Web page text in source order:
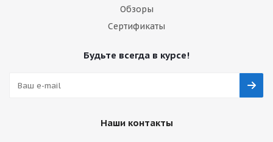
Обзоры
Сертификаты
Будьте всегда в курсе!
Наши контакты